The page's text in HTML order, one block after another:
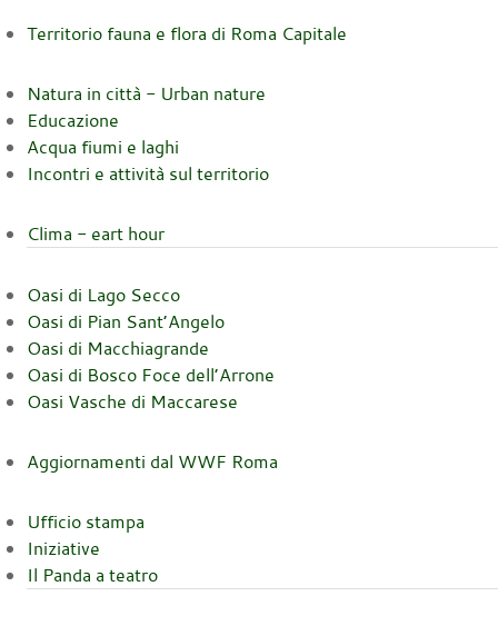
Territorio fauna e flora di Roma Capitale
Natura in città - Urban nature
Educazione
Acqua fiumi e laghi
Incontri e attività sul territorio
Clima - eart hour
Oasi di Lago Secco
Oasi di Pian Sant’Angelo
Oasi di Macchiagrande
Oasi di Bosco Foce dell’Arrone
Oasi Vasche di Maccarese
Aggiornamenti dal WWF Roma
Ufficio stampa
Iniziative
Il Panda a teatro